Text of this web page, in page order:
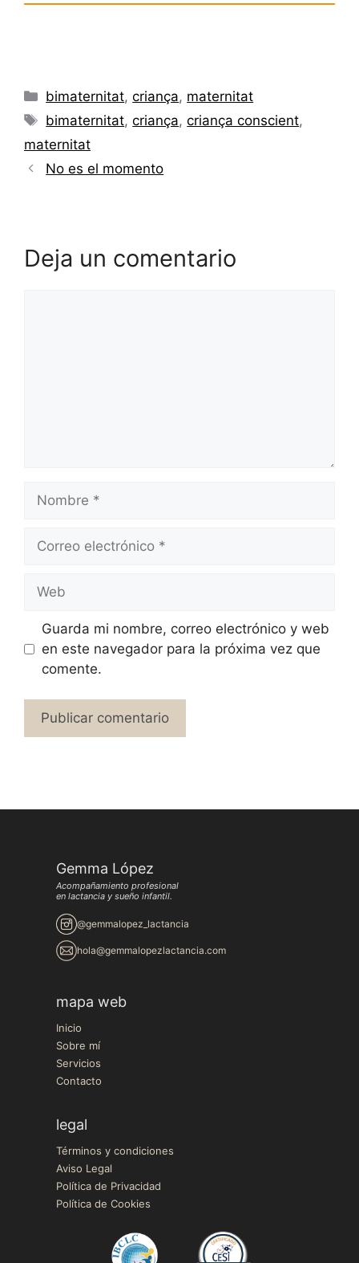
Categorías
bimaternitat,criança, maternitat
Etiquetas
bimaternitat,criança,criança conscient,
maternitat
No es el momento
Deja un comentario
electrónico
Guarda mi nombre, correo electrónico y web
en este navegador para la próxima vez que
comente.
Gemma López
Acompañamiento profesional
en lactancia y sueño infantil.
@gemmalopez_lactancia
hola@gemmalopezlactancia.com
mapa web
Inicio
Sobre mí
Servicios
Contacto
legal
Términos y condiciones
Aviso Legal
Política de Privacidad
Política de Cookies